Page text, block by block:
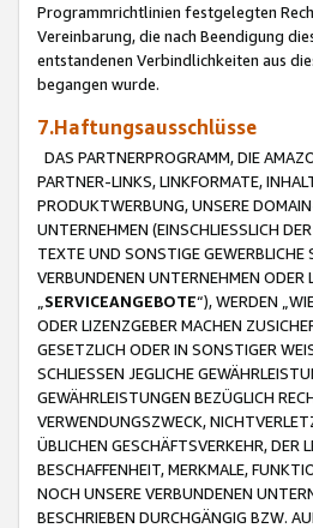
Programmrichtlinien festgelegten
Vereinbarung, die nach Beendigung
entstandenen Verbindlichkeiten aus
begangen wurde.
7.Haftungsausschlüsse
DAS PARTNERPROGRAMM, DIE
PARTNER-LINKS, LINKFORMATE,
PRODUKTWERBUNG, UNSERE
UNTERNEHMEN (EINSCHLIESSLICH
TEXTE UND SONSTIGE
VERBUNDENEN UNTERNEHMEN
SERVICEANGEBOTE“), WERDEN
ODER LIZENZGEBER MACHEN
GESETZLICH ODER IN SONSTIGER
SCHLIESSEN JEGLICHE
GEWÄHRLEISTUNGEN BEZÜGLICH
VERWENDUNGSZWECK,
ÜBLICHEN GESCHÄFTSVERKEHR, DER
BESCHAFFENHEIT, MERKMALE,
NOCH UNSERE VERBUNDENEN
BESCHRIEBEN DURCHGÄNGIG BZW.